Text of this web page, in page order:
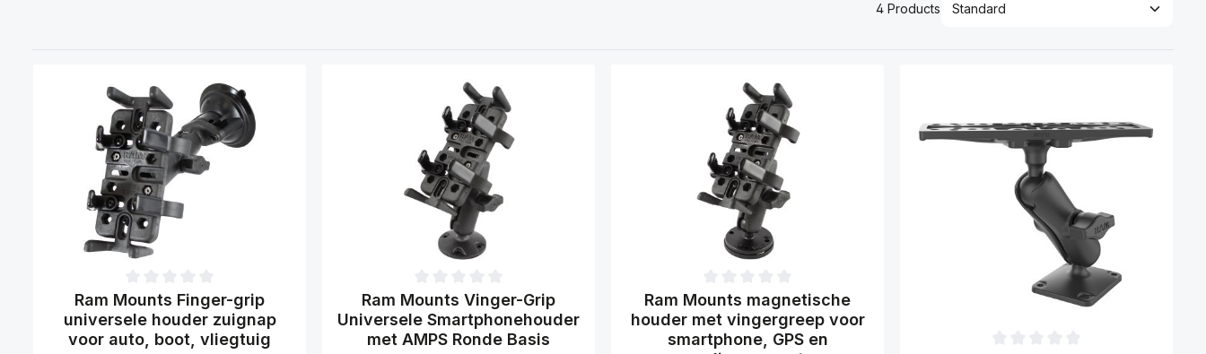
4 Products
Gemiddelde waardering van 0 van 5 sterren
Ram Mounts Finger-grip
universele houder zuignap
voor auto, boot, vliegtuig
Gemiddelde waardering van 0 van 5 sterren
Ram Mounts Vinger-Grip
Universele Smartphonehouder
met AMPS Ronde Basis
Gemiddelde waardering van 0 van 5 sterren
Ram Mounts magnetische
houder met vingergreep voor
smartphone, GPS en